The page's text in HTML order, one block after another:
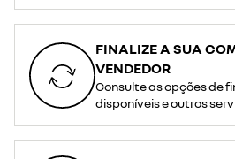
FINALIZE A SUA
VENDEDOR
Consulte as opções de
disponíveis e outros